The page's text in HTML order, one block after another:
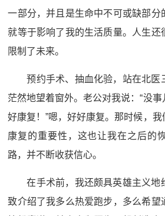
一部分，并且是生命中不可或缺部分
就等于影响了我的生活质量。人生还
限制了未来。
预约手术、抽血化验，站在北医
茫然地望着窗外。老公对我说：“没
好康复！”嗯，好好康复。那时候，
康复的重要性，这也让我在之后的
路，并不断收获信心。
在手术前，我还颇具英雄主义地
致介绍了我多么热爱跑步，多么希望